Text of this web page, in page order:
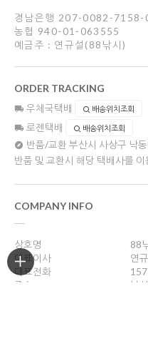
경남은행 207-0082-7158-
농협 940-01-063555
예금주 : 연규설(88낚시)
ORDER TRACKING
우체국택배 배송위치조회
로젠택배 배송위치조회
반품/교환 부산시 사상구 낙
반품 및 교환시 해당 택배사를 이
COMPANY INFO
상호명
88
대표이사
연
대표전화
주소
부